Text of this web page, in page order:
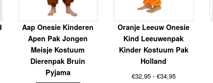
Aap Onesie Kinderen
Apen Pak Jongen
Meisje Kostuum
Dierenpak Bruin
Pyjama
Oranje Leeuw Onesie
Kind Leeuwenpak
Kinder Kostuum Pak
Holland
€32,95 - €34,95Prijsklasse: